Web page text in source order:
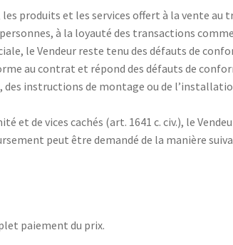
produits et les services offert à la vente au
à la loyauté des transactions
le Vendeur reste tenu des défauts de
au contrat et répond des défauts de
instructions de montage ou de
de vices cachés (art. 1641 c. civ.), le
peut être demandé de la manière
paiement du prix.